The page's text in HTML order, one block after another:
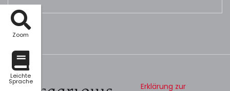
Zoom
Leichte
Sprache Erklärung zur